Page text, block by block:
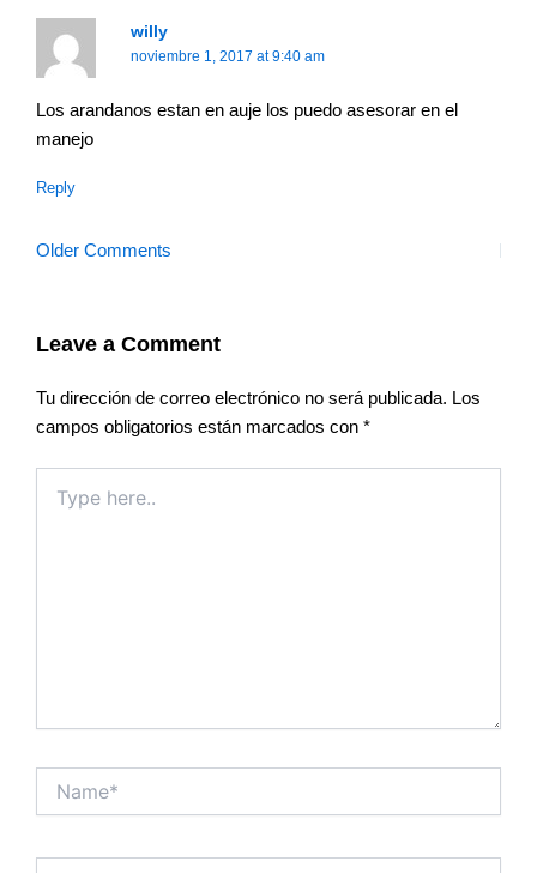
willy
noviembre 1, 2017 at 9:40 am
Los arandanos estan en auje los puedo asesorar en el
manejo
Reply
Older Comments
Leave a Comment
Tu dirección de correo electrónico no será publicada. Los
campos obligatorios están marcados con *
here..